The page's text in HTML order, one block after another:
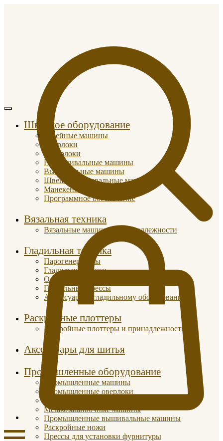
Швейное оборудование
Швейные машины
Оверлоки
Коверлоки
Распошивальные машины
Вышивальные машины
Швейно-вышивальные машины
Манекены портновские
Программное обеспечение
Вязальная техника
Вязальные машины и принадлежности
Гладильная техника
Парогенераторы
Гладильные доски
Отпариватели
Гладильные прессы
Аксессуары к гладильному оборудованию
Раскройные плоттеры
Раскройные плоттеры и принадлежности
Аксессуары для шитья
Промышленные оборудование
Промышленные машины
Промышленные оверлоки
Мешкозашивочные машины
Промышленные вышивальные машины
Раскройные ножи
Прессы для установки фурнитуры